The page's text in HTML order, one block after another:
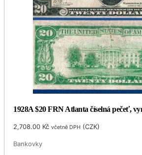
1928A $20 FRN Atlanta číselná pečeť,
2,708.00 Kč včetně DPH (CZK)
Bankovky